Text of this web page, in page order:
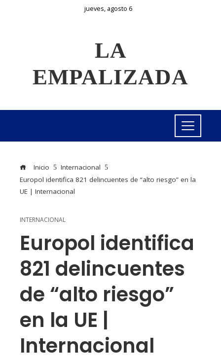
jueves, agosto 6
LA
EMPALIZADA
Inicio
Internacional
Europol identifica 821 delincuentes de “alto riesgo” en la
UE | Internacional
INTERNACIONAL
Europol identifica
821 delincuentes
de “alto riesgo”
en la UE |
Internacional